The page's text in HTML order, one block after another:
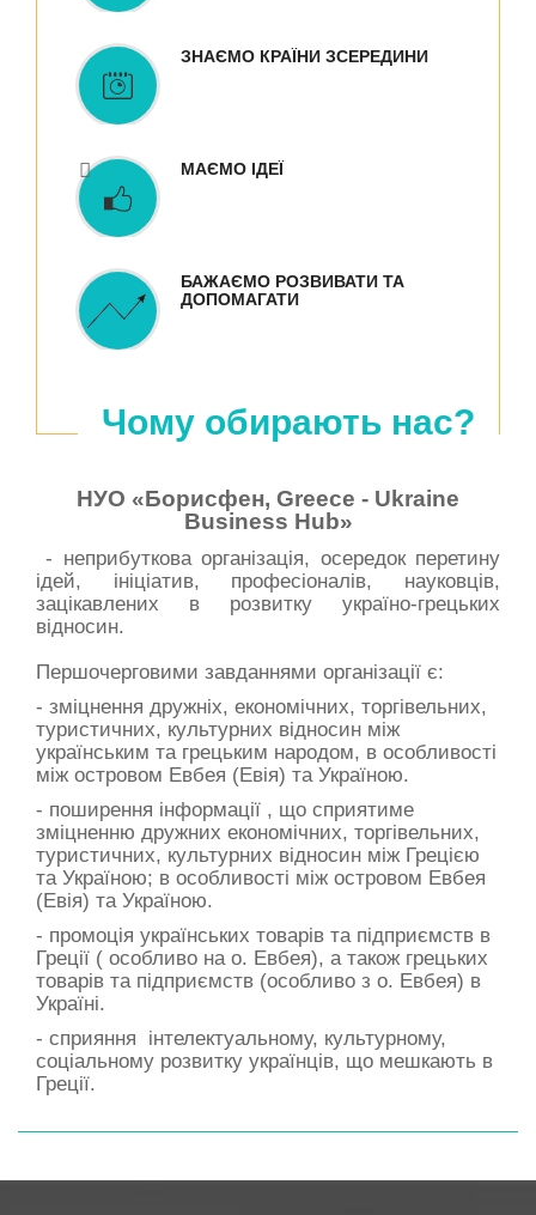
ЗНАЄМО КРАЇНИ ЗСЕРЕДИНИ
МАЄМО ІДЕЇ
БАЖАЄМО РОЗВИВАТИ ТА
ДОПОМАГАТИ
Чому обирають нас?
НУО «Борисфен, Greece - Ukraine
Business Hub»
- неприбуткова організація, осередок перетину
ідей, ініціатив, професіоналів, науковців,
зацікавлених в розвитку україно-грецьких
відносин.
Першочерговими завданнями організації є:
- зміцнення дружніх, економічних, торгівельних,
туристичних, культурних відносин між
українським та грецьким народом, в особливості
між островом Евбея (Евія) та Україною.
- поширення інформації , що сприятиме
зміцненню дружних економічних, торгівельних,
туристичних, культурних відносин між Грецією
та Україною; в особливості між островом Евбея
(Евія) та Україною.
- промоція українських товарів та підприємств в
Греції ( особливо на о. Евбея), а також грецьких
товарів та підприємств (особливо з о. Евбея) в
Україні.
- сприяння інтелектуальному, культурному,
соціальному розвитку українців, що мешкають в
Греції.